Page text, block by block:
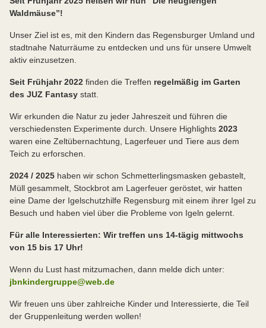
Waldmäuse”!
Unser Ziel ist es, mit den Kindern das Regensburger Umland und
stadtnahe Naturräume zu entdecken und uns für unsere Umwelt
aktiv einzusetzen.
Seit Frühjahr 2022 finden die Treffen regelmäßig im Garten
des JUZ Fantasy statt.
Wir erkunden die Natur zu jeder Jahreszeit und führen die
verschiedensten Experimente durch. Unsere Highlights 2023
waren eine Zeltübernachtung, Lagerfeuer und Tiere aus dem
Teich zu erforschen.
2024 / 2025 haben wir schon Schmetterlingsmasken gebastelt,
Müll gesammelt, Stockbrot am Lagerfeuer geröstet, wir hatten
eine Dame der Igelschutzhilfe Regensburg mit einem ihrer Igel zu
Besuch und haben viel über die Probleme von Igeln gelernt.
Für alle Interessierten: Wir treffen uns 14-tägig mittwochs
von 15 bis 17 Uhr!
Wenn du Lust hast mitzumachen, dann melde dich unter:
jbnkindergruppe@web.de
Wir freuen uns über zahlreiche Kinder und Interessierte, die Teil
der Gruppenleitung werden wollen!